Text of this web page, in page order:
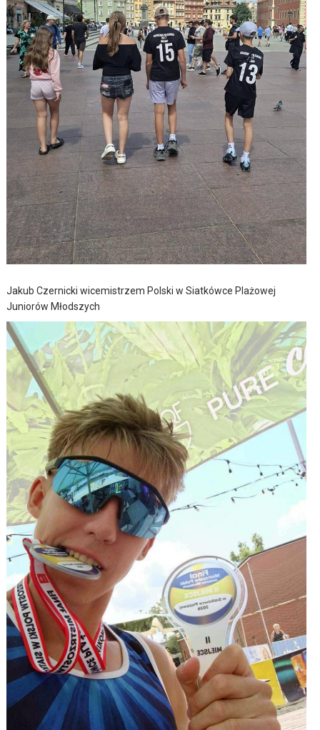
Jakub Czernicki wicemistrzem Polski w Siatkówce Plażowej
Juniorów Młodszych